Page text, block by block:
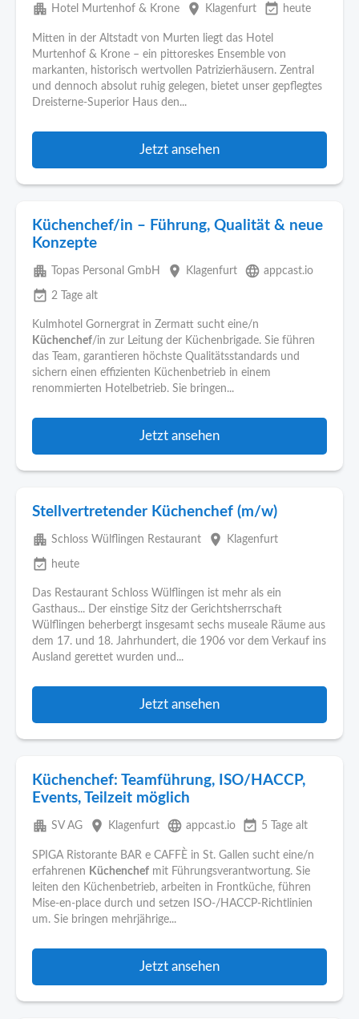
apartment Hotel Murtenhof & Krone place Klagenfurt event_available heute
Mitten in der Altstadt von Murten liegt das Hotel
Murtenhof & Krone – ein pittoreskes Ensemble von
markanten, historisch wertvollen Patrizierhäusern. Zentral
und dennoch absolut ruhig gelegen, bietet unser gepflegtes
Dreisterne-Superior Haus den...
Jetzt ansehen
Küchenchef/in – Führung, Qualität & neue
Konzepte
apartment Topas Personal GmbH place Klagenfurt language appcast.io
event_available 2 Tage alt
Kulmhotel Gornergrat in Zermatt sucht eine/n
Küchenchef/in zur Leitung der Küchenbrigade. Sie führen
das Team, garantieren höchste Qualitätsstandards und
sichern einen effizienten Küchenbetrieb in einem
renommierten Hotelbetrieb. Sie bringen...
Jetzt ansehen
Stellvertretender Küchenchef (m/w)
apartment Schloss Wülflingen Restaurant place Klagenfurt
event_available heute
Das Restaurant Schloss Wülflingen ist mehr als ein
Gasthaus... Der einstige Sitz der Gerichtsherrschaft
Wülflingen beherbergt insgesamt sechs museale Räume aus
dem 17. und 18. Jahrhundert, die 1906 vor dem Verkauf ins
Ausland gerettet wurden und...
Jetzt ansehen
Küchenchef: Teamführung, ISO/HACCP,
Events, Teilzeit möglich
apartment SV AG place Klagenfurt language appcast.io event_available 5 Tage alt
SPIGA Ristorante BAR e CAFFÈ in St. Gallen sucht eine/n
erfahrenen Küchenchef mit Führungsverantwortung. Sie
leiten den Küchenbetrieb, arbeiten in Frontküche, führen
Mise-en-place durch und setzen ISO-/HACCP-Richtlinien
um. Sie bringen mehrjährige...
Jetzt ansehen